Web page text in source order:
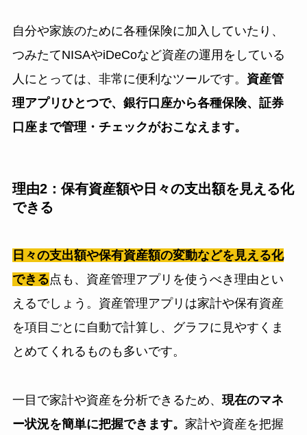
自分や家族のために各種保険に加入していたり、
つみたてNISAやiDeCoなど資産の運用をしている
人にとっては、非常に便利なツールです。 資産管
理アプリひとつで、銀行口座から各種保険、証券
口座まで管理・チェックがおこなえます。
理由2：保有資産額や日々の支出額を見える化
できる
日々の支出額や保有資産額の変動などを見える化
できる点も、資産管理アプリを使うべき理由とい
えるでしょう。資産管理アプリは家計や保有資産
を項目ごとに自動で計算し、グラフに見やすくま
とめてくれるものも多いです。
一目で家計や資産を分析できるため、 現在のマネ
ー状況を簡単に把握できます。 家計や資産を把握